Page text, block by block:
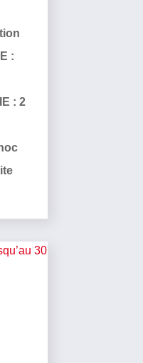
:
: 2